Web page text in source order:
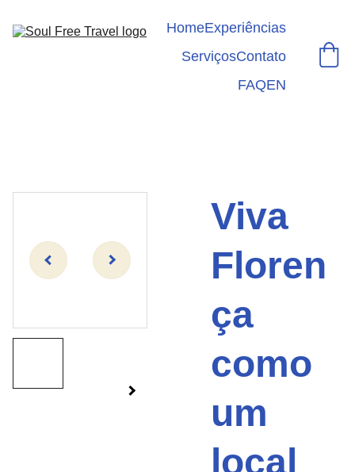
HomeExperiências
ServiçosContato
FAQEN
Viva
Floren
ça
como
um
local